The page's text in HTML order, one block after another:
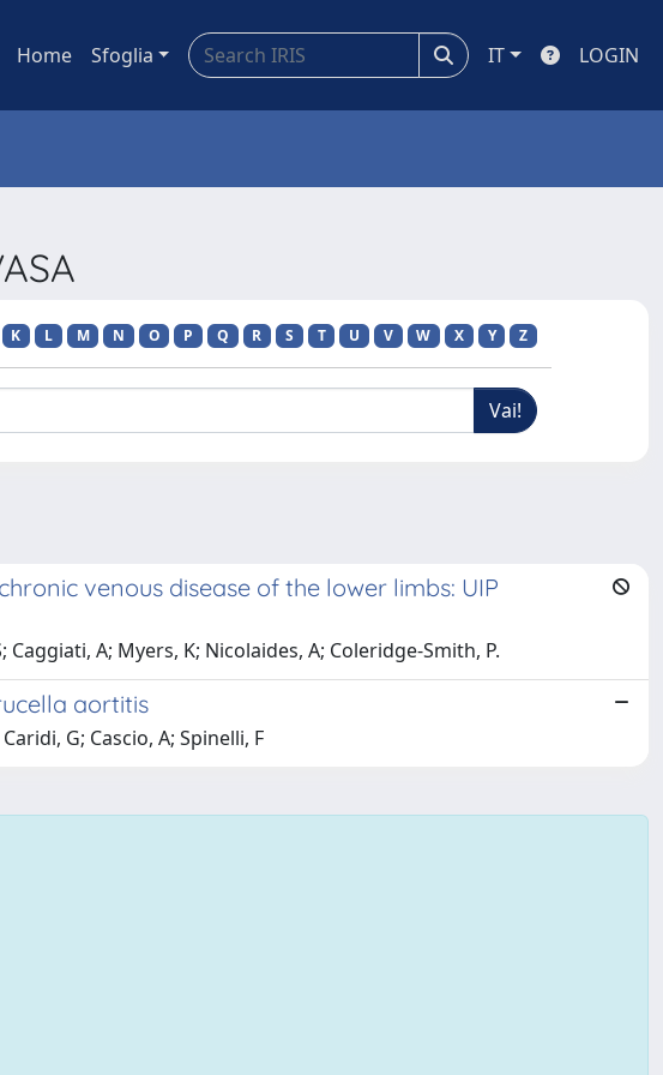
Home Sfoglia IT LOGIN
K L M N O P Q R S T U V W X Y Z
venous disease of the lower limbs: UIP
A; Myers, K; Nicolaides, A; Coleridge-Smith, P.
aortitis
G; Cascio, A; Spinelli, F